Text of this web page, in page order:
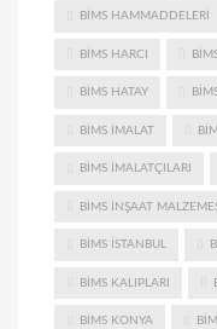
BIMS HAMMADDELERI
BIMS HARCI
BIMS HATAY
BIMS IMALAT
BIMS IMALATÇILARI
BIMS INŞAAT
BIMS ISTANBUL
BIMS KALIPLARI
BIMS KONYA